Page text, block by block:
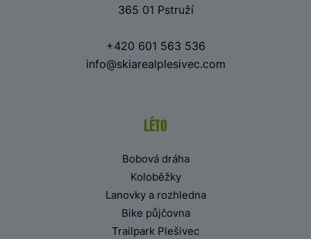
365 01 Pstruží
+420 601 563 536
info@skiarealplesivec.com
LÉTO
Bobová dráha
Koloběžky
Lanovky a rozhledna
Bike půjčovna
Trailpark Plešivec